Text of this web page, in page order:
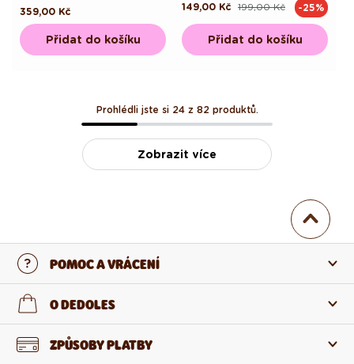
Běžná
cena
359,00 Kč
Přidat do košíku
Běžná
199,00 Kč
Výprodejová
149,00 Kč -25%
Přidat do košíku
Prohlédli jste si 24 z 82 produktů.
Zobrazit více
POMOC A VRÁCENÍ
Kontaktujte nás
O DEDOLES
O nás ZPŮSOBY PLATBY